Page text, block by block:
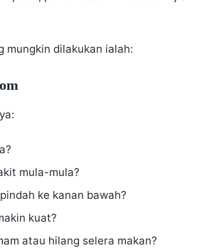
mungkin dilakukan ialah:
mula-mula?
ke kanan bawah?
kuat?
atau hilang selera makan?